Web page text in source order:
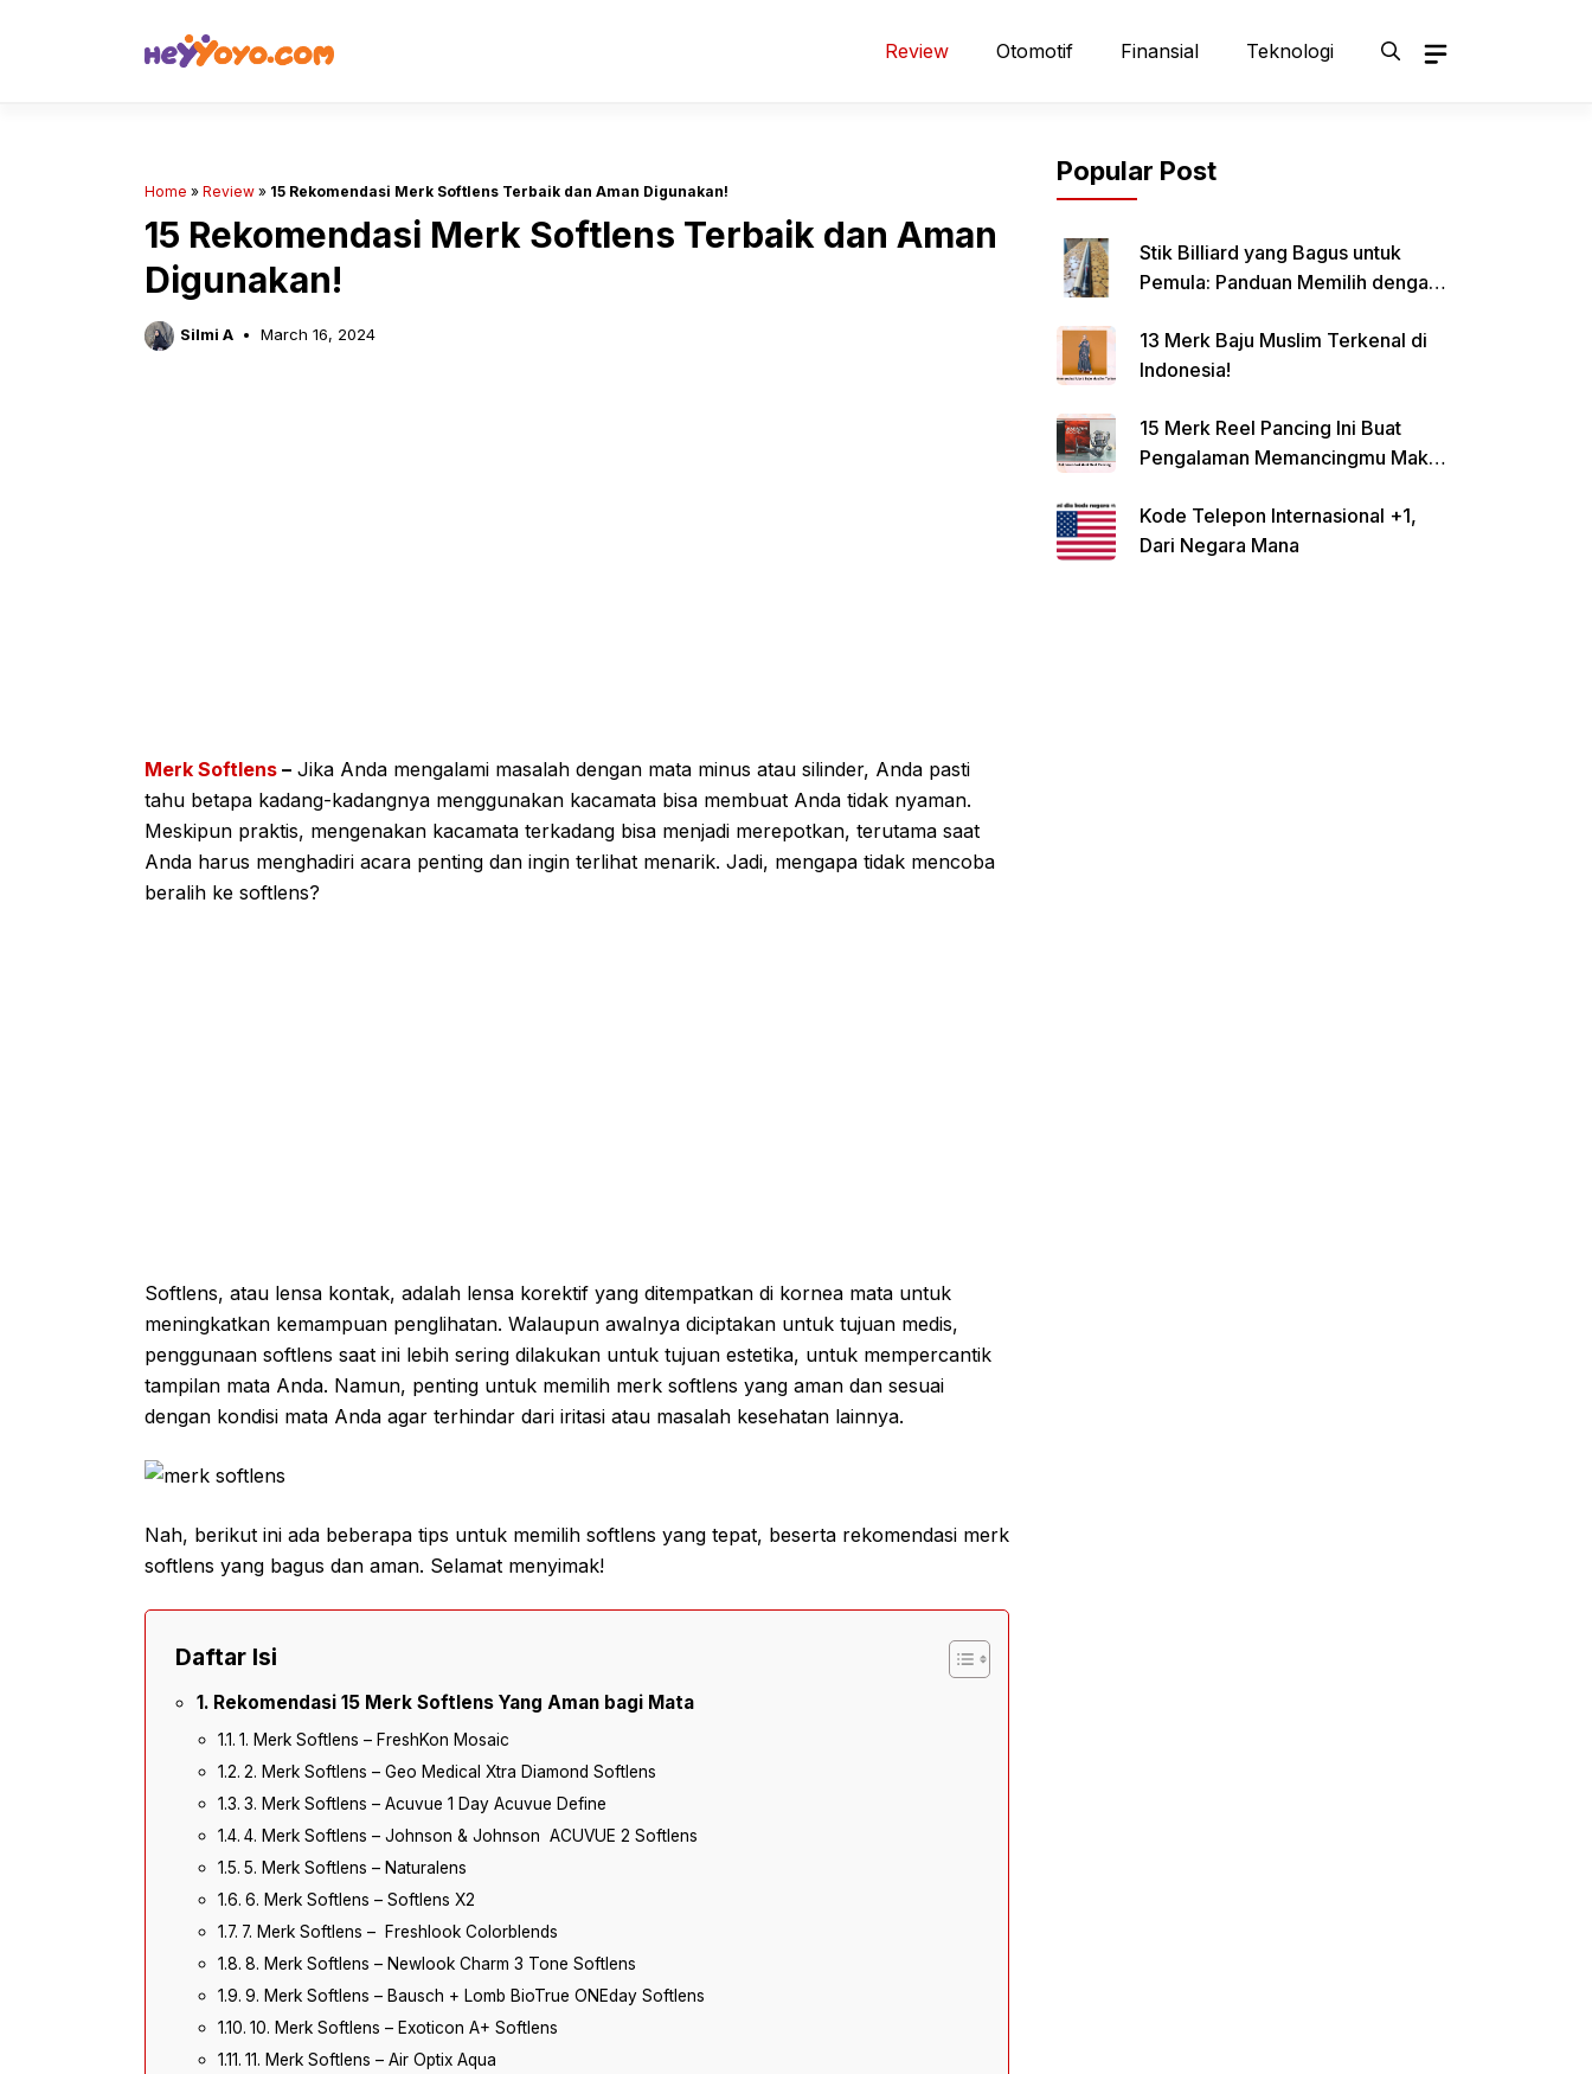
Review Otomotif Finansial Teknologi
Home » Review » 15 Rekomendasi Merk Softlens Terbaik dan Aman Digunakan!
15 Rekomendasi Merk Softlens Terbaik dan Aman
Digunakan!
Silmi A March 16, 2024
Merk Softlens – Jika Anda mengalami masalah dengan mata minus atau silinder, Anda pasti
tahu betapa kadang-kadangnya menggunakan kacamata bisa membuat Anda tidak nyaman.
Meskipun praktis, mengenakan kacamata terkadang bisa menjadi merepotkan, terutama saat
Anda harus menghadiri acara penting dan ingin terlihat menarik. Jadi, mengapa tidak mencoba
beralih ke softlens?
Softlens, atau lensa kontak, adalah lensa korektif yang ditempatkan di kornea mata untuk
meningkatkan kemampuan penglihatan. Walaupun awalnya diciptakan untuk tujuan medis,
penggunaan softlens saat ini lebih sering dilakukan untuk tujuan estetika, untuk mempercantik
tampilan mata Anda. Namun, penting untuk memilih merk softlens yang aman dan sesuai
dengan kondisi mata Anda agar terhindar dari iritasi atau masalah kesehatan lainnya.
Nah, berikut ini ada beberapa tips untuk memilih softlens yang tepat, beserta rekomendasi merk
softlens yang bagus dan aman. Selamat menyimak!
Daftar Isi
Rekomendasi 15 Merk Softlens Yang Aman bagi Mata
1. Merk Softlens – FreshKon Mosaic
2. Merk Softlens – Geo Medical Xtra Diamond Softlens
3. Merk Softlens – Acuvue 1 Day Acuvue Define
4. Merk Softlens – Johnson & Johnson ACUVUE 2 Softlens
5. Merk Softlens – Naturalens
6. Merk Softlens – Softlens X2
7. Merk Softlens – Freshlook Colorblends
8. Merk Softlens – Newlook Charm 3 Tone Softlens
9. Merk Softlens – Bausch + Lomb BioTrue ONEday Softlens
10. Merk Softlens – Exoticon A+ Softlens
11. Merk Softlens – Air Optix Aqua
Popular Post
Stik Billiard yang Bagus untuk
Pemula: Panduan Memilih dengan
13 Merk Baju Muslim Terkenal di
Indonesia!
15 Merk Reel Pancing Ini Buat
Pengalaman Memancingmu Makin
Kode Telepon Internasional +1,
Dari Negara Mana